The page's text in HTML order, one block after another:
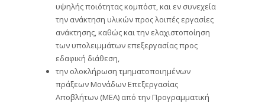
υψηλής ποιότητας κομπόστ, και εν συνεχεία
την ανάκτηση υλικών προς λοιπές εργασίες
ανάκτησης, καθώς και την ελαχιστοποίηση
των υπολειμμάτων επεξεργασίας προς
εδαφική διάθεση,
την ολοκλήρωση τμηματοποιημένων
πράξεων Μονάδων Επεξεργασίας
Αποβλήτων (ΜΕΑ) από την Προγραμματική